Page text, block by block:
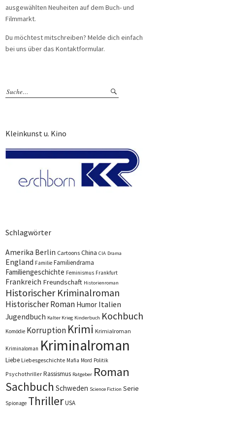
ausgewählten Neuheiten auf dem Buch- und
Filmmarkt.
Du möchtest mitschreiben? Melde dich einfach
bei uns über das Kontaktformular.
Kleinkunst u. Kino
Schlagwörter
Amerika Berlin Cartoons China CIA Drama
England Familie Familiendrama
Familiengeschichte Feminismus Frankfurt
Frankreich Freundschaft Historienroman
Historischer Kriminalroman
Historischer Roman Humor Italien
Jugendbuch Kalter Krieg Kinderbuch Kochbuch
Komödie Korruption Krimi Krimialroman
Kriminaloman Kriminalroman
Liebe Liebesgeschichte Mafia Mord Politik
Psychothriller Rassismus Ratgeber Roman
Sachbuch Schweden Science Fiction Serie
Spionage ThrillerUSA